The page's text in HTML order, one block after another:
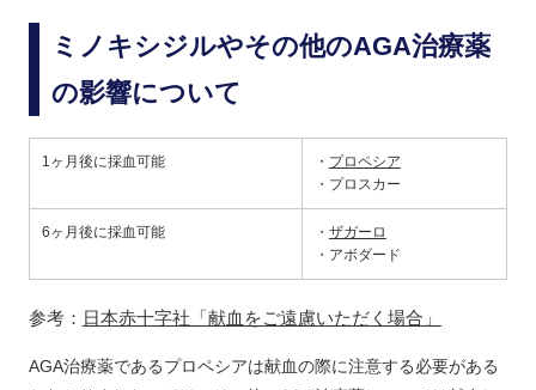
ミノキシジルやその他のAGA治療薬
の影響について
1ヶ月後に採血可能 ・ プロペシア
・プロスカー
6ヶ月後に採血可能 ・ ザガーロ
・アボダード
参考： 日本赤十字社「献血をご遠慮いただく場合」
AGA治療薬であるプロペシアは献血の際に注意する必要がある